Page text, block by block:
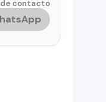
contacto